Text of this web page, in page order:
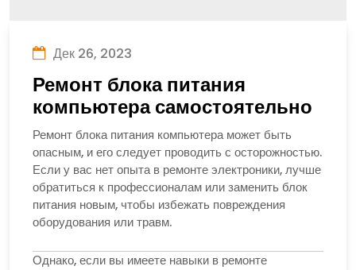
Дек 26, 2023
Ремонт блока питания
компьютера самостоятельно
Ремонт блока питания компьютера может быть
опасным, и его следует проводить с осторожностью.
Если у вас нет опыта в ремонте электроники, лучше
обратиться к профессионалам или заменить блок
питания новым, чтобы избежать повреждения
оборудования или травм.
Однако, если вы имеете навыки в ремонте